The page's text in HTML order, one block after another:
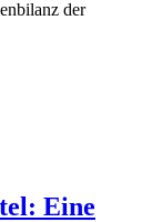
der
Eine